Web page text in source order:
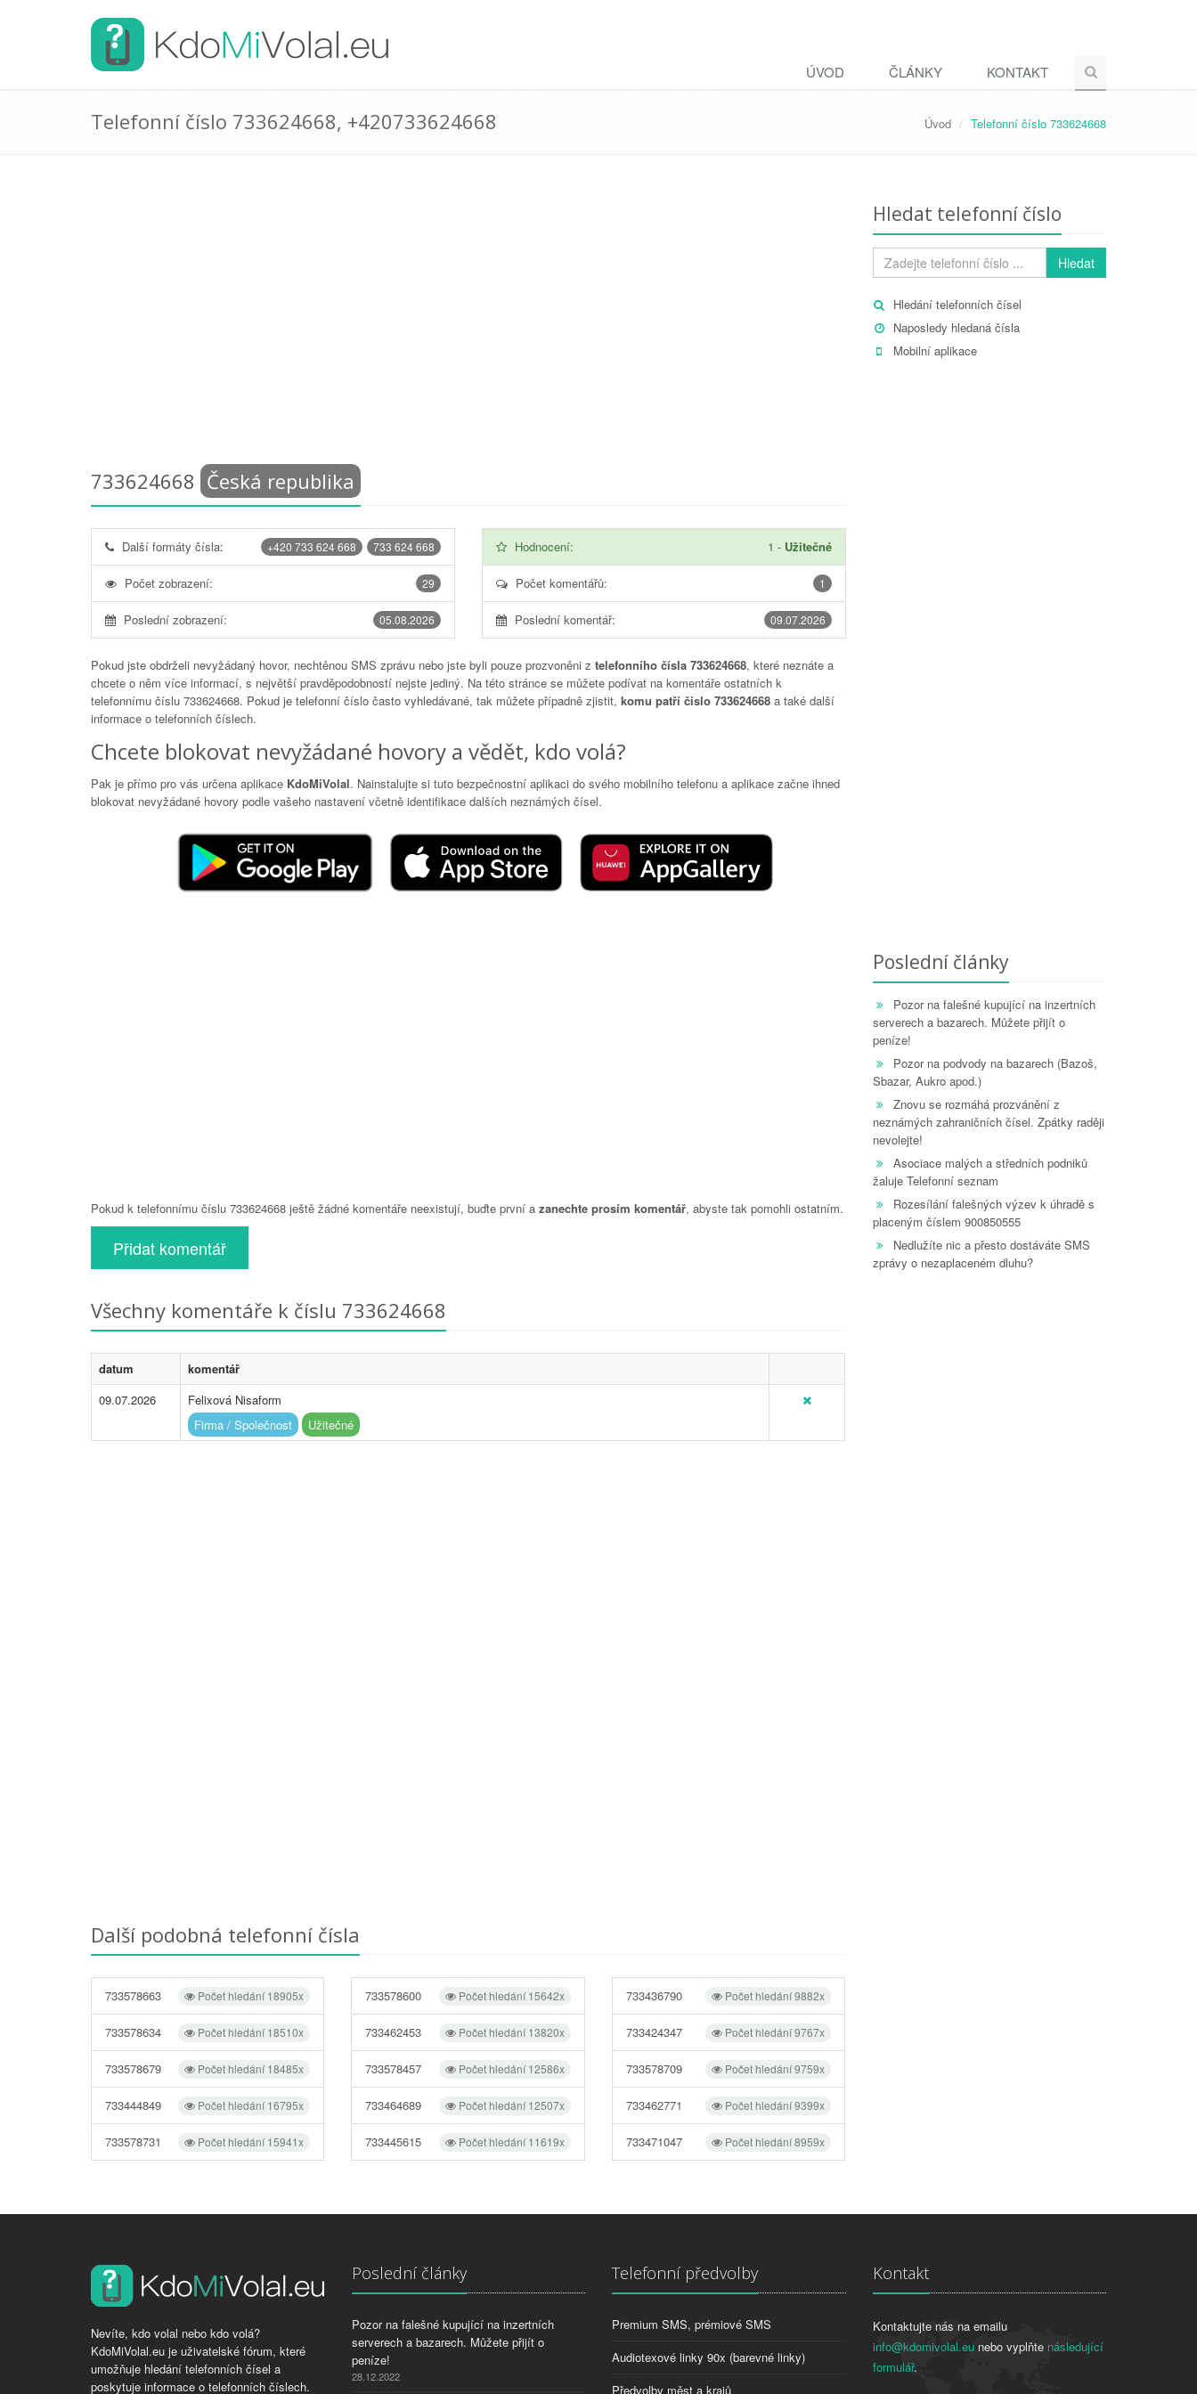
ÚVOD ČLÁNKY KONTAKT
Telefonní číslo 733624668, +420733624668 Úvod Telefonní číslo 733624668
733624668 Česká republika
733 624 668
+420 733 624 668
Další formáty čísla:
29
Počet zobrazení:
05.08.2026
Poslední zobrazení:
Hodnocení: 1 - Užitečné
1
Počet komentářů:
09.07.2026
Poslední komentář:
Pokud jste obdrželi nevyžádaný hovor, nechtěnou SMS zprávu nebo jste byli pouze prozvoněni z telefonního čísla 733624668, které neznáte a
chcete o něm více informací, s největší pravděpodobností nejste jediný. Na této stránce se můžete podívat na komentáře ostatních k
telefonnímu číslu 733624668. Pokud je telefonní číslo často vyhledávané, tak můžete případně zjistit, komu patří číslo 733624668 a také další
informace o telefonních číslech.
Chcete blokovat nevyžádané hovory a vědět, kdo volá?
Pak je přímo pro vás určena aplikace KdoMiVolal. Nainstalujte si tuto bezpečnostní aplikaci do svého mobilního telefonu a aplikace začne ihned
blokovat nevyžádané hovory podle vašeho nastavení včetně identifikace dalších neznámých čísel.
Pokud k telefonnímu číslu 733624668 ještě žádné komentáře neexistují, buďte první a zanechte prosím komentář, abyste tak pomohli ostatním.
Přidat komentář
Všechny komentáře k číslu 733624668
datum
komentář
09.07.2026
Felixová Nisaform
Firma / Společnost
Užitečné
Další podobná telefonní čísla
Počet hledání 18905x
733578663
Počet hledání 18510x
733578634
Počet hledání 18485x
733578679
Počet hledání 16795x
733444849
Počet hledání 15941x
733578731
Počet hledání 15642x
733578600
Počet hledání 13820x
733462453
Počet hledání 12586x
733578457
Počet hledání 12507x
733464689
Počet hledání 11619x
733445615
Počet hledání 9882x
733436790
Počet hledání 9767x
733424347
Počet hledání 9759x
733578709
Počet hledání 9399x
733462771
Počet hledání 8959x
733471047
Hledat telefonní číslo
Hledat
Hledání telefonních čísel
Naposledy hledaná čísla
Mobilní aplikace
Poslední články
Pozor na falešné kupující na inzertních
serverech a bazarech. Můžete přijít o
peníze!
Pozor na podvody na bazarech (Bazoš,
Sbazar, Aukro apod.)
Znovu se rozmáhá prozvánění z
neznámých zahraničních čísel. Zpátky raději
nevolejte!
Asociace malých a středních podniků
žaluje Telefonní seznam
Rozesílání falešných výzev k úhradě s
placeným číslem 900850555
Nedlužíte nic a přesto dostáváte SMS
zprávy o nezaplaceném dluhu?
Nevíte, kdo volal nebo kdo volá?
KdoMiVolal.eu je uživatelské fórum, které
umožňuje hledání telefonních čísel a
poskytuje informace o telefonních číslech.
Poslední články
Pozor na falešné kupující na inzertních
serverech a bazarech. Můžete přijít o
peníze!
28.12.2022
Telefonní předvolby
Premium SMS, prémiové SMS
Audiotexové linky 90x (barevné linky)
Předvolby měst a krajů
Kontakt
Kontaktujte nás na emailu
info@kdomivolal.eunebo vyplňte následující
formulář.